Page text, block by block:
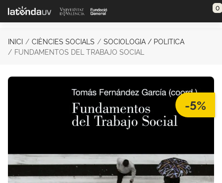
Saltar al contenido principal 0
INICI CIÈNCIES SOCIALS
SOCIOLOGIA / POLITICA
FUNDAMENTOS DEL TRABAJO SOCIAL
-5%